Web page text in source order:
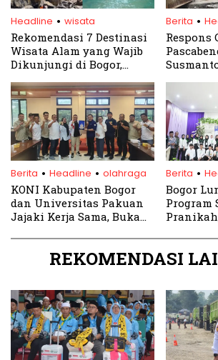
Headline . wisata
Rekomendasi 7 Destinasi
Wisata Alam yang Wajib
Dikunjungi di Bogor,
Murah Mulai dari 10 Ribu
Berita .
Respons
Berita . Headline . olahraga
KONI Kabupaten Bogor
dan Universitas Pakuan
Jajaki Kerja Sama, Buka
Berita .
Bogor
Program
REKOMENDASI